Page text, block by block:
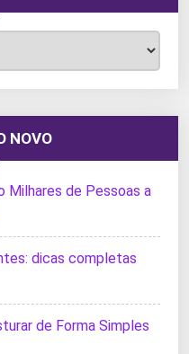
NOVO
Milhares de Pessoas a
dicas completas
de Forma Simples